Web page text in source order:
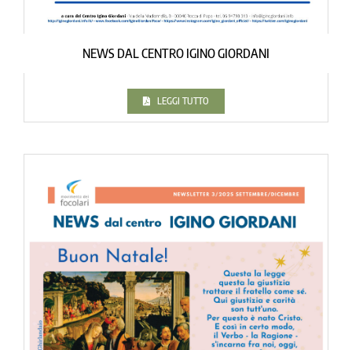
NEWS DAL CENTRO IGINO GIORDANI
LEGGI TUTTO